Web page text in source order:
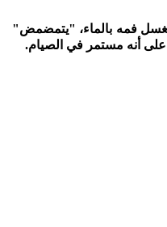
يغسل فمه بالماء، "يتمضمض"
أنه مستمر في الصيام.